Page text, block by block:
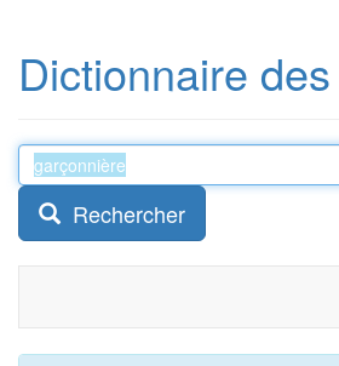
Dictionnaire
Rechercher